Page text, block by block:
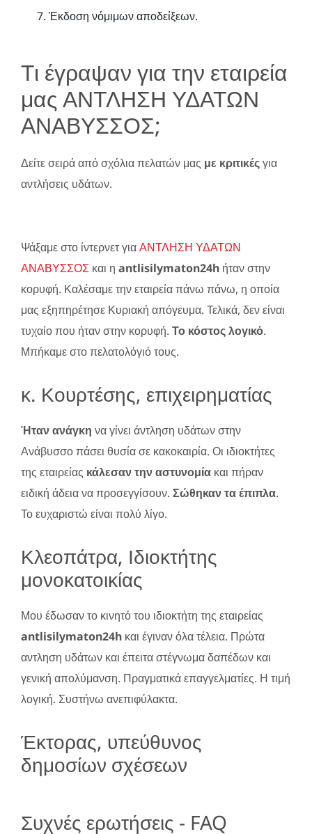
Έκδοση νόμιμων αποδείξεων.
Τι έγραψαν για την εταιρεία
μας ΑΝΤΛΗΣΗ ΥΔΑΤΩΝ
ΑΝΑΒΥΣΣΟΣ;
Δείτε σειρά από σχόλια πελατών μας με κριτικέςγια
αντλήσεις υδάτων.
Ψάξαμε στο ίντερνετ γιαΑΝΤΛΗΣΗ ΥΔΑΤΩΝ
ΑΝΑΒΥΣΣΟΣ και η antlisilymaton24h ήταν στην
κορυφή. Καλέσαμε την εταιρεία πάνω πάνω, η οποία
μας εξηπηρέτησε Κυριακή απόγευμα. Τελικά, δεν είναι
τυχαίο που ήταν στην κορυφή. Το κόστος λογικό.
Μπήκαμε στο πελατολόγιό τους.
κ. Κουρτέσης, επιχειρηματίας
Ήταν ανάγκη να γίνει άντληση υδάτων στην
Ανάβυσσο πάσει θυσία σε κακοκαιρία. Οι ιδιοκτήτες
της εταιρείας κάλεσαν την αστυνομία και πήραν
ειδική άδεια να προσεγγίσουν. Σώθηκαν τα έπιπλα.
Το ευχαριστώ είναι πολύ λίγο.
Κλεοπάτρα, Ιδιοκτήτης
μονοκατοικίας
Μου έδωσαν το κινητό του ιδιοκτήτη της εταιρείας
antlisilymaton24h και έγιναν όλα τέλεια. Πρώτα
αντληση υδάτων και έπειτα στέγνωμα δαπέδων και
γενική απολύμανση. Πραγματικά επαγγελματίες. Η τιμή
λογική. Συστήνω ανεπιφύλακτα.
Έκτορας, υπεύθυνος
δημοσίων σχέσεων
Συχνές ερωτήσεις - FAQ